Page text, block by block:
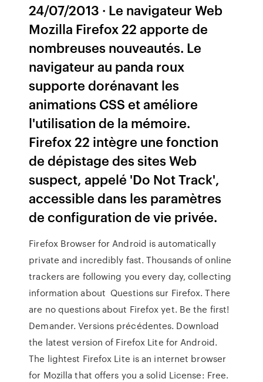
24/07/2013 · Le navigateur Web
Mozilla Firefox 22 apporte de
nombreuses nouveautés. Le
navigateur au panda roux
supporte dorénavant les
animations CSS et améliore
l'utilisation de la mémoire.
Firefox 22 intègre une fonction
de dépistage des sites Web
suspect, appelé 'Do Not Track',
accessible dans les paramètres
de configuration de vie privée.
Firefox Browser for Android is automatically
private and incredibly fast. Thousands of online
trackers are following you every day, collecting
information about Questions sur Firefox. There
are no questions about Firefox yet. Be the first!
Demander. Versions précédentes. Download
the latest version of Firefox Lite for Android.
The lightest Firefox Lite is an internet browser
for Mozilla that offers you a solid License: Free.